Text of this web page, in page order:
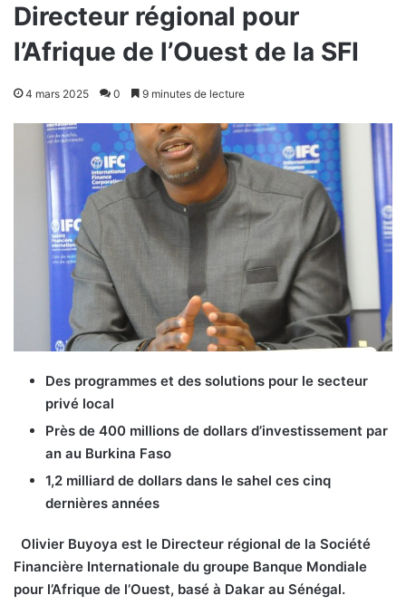
Directeur régional pour
l’Afrique de l’Ouest de la SFI
4 mars 2025 0 9 minutes de lecture
Des programmes et des solutions pour le secteur
privé local
Près de 400 millions de dollars d’investissement par
an au Burkina Faso
1,2 milliard de dollars dans le sahel ces cinq
dernières années
Olivier Buyoya est le Directeur régional de la Société
Financière Internationale du groupe Banque Mondiale
pour l’Afrique de l’Ouest, basé à Dakar au Sénégal.